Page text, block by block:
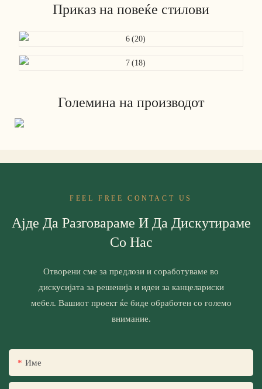
Приказ на повеќе стилови
Големина на производот
FEEL FREE CONTACT US
Ајде Да Разговараме И Да Дискутираме
Со Нас
Отворени сме за предлози и соработуваме во
дискусијата за решенија и идеи за канцелариски
мебел. Вашиот проект ќе биде обработен со големо
внимание.
Име